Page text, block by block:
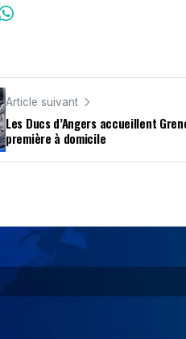
Article suivant
Les Ducs d’Angers accueillent
première à domicile